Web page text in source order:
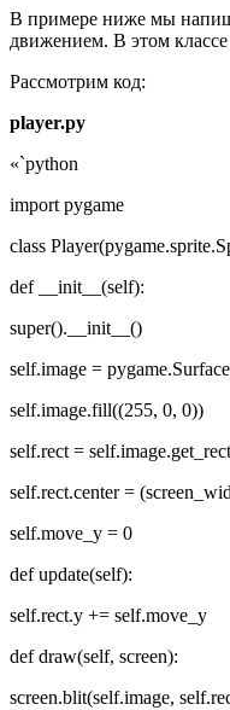
В примере ниже мы
движением. В этом классе
Рассмотрим код:
player.py
«`python
import pygame
class
def __init__(self):
super().__init__()
self.image =
self.image.fill((255, 0, 0))
self.rect =
self.rect.center =
self.move_y = 0
def update(self):
self.rect.y += self.move_y
def draw(self, screen):
screen.blit(self.image,